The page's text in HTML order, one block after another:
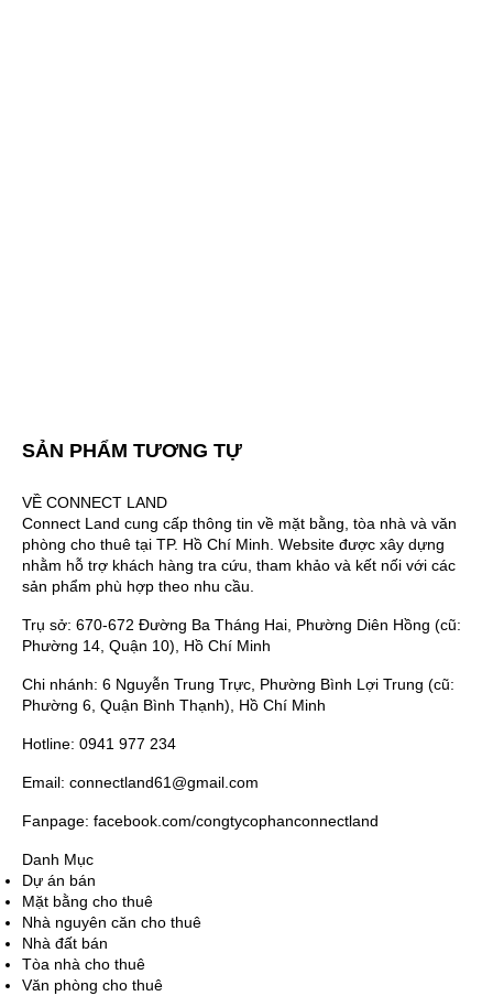
SẢN PHẨM TƯƠNG TỰ
VỀ CONNECT LAND
Connect Land cung cấp thông tin về mặt bằng, tòa nhà và văn
phòng cho thuê tại TP. Hồ Chí Minh. Website được xây dựng
nhằm hỗ trợ khách hàng tra cứu, tham khảo và kết nối với các
sản phẩm phù hợp theo nhu cầu.
Trụ sở: 670-672 Đường Ba Tháng Hai, Phường Diên Hồng (cũ:
Phường 14, Quận 10), Hồ Chí Minh
Chi nhánh: 6 Nguyễn Trung Trực, Phường Bình Lợi Trung (cũ:
Phường 6, Quận Bình Thạnh), Hồ Chí Minh
Hotline: 0941 977 234
Email: connectland61@gmail.com
Fanpage: facebook.com/congtycophanconnectland
Danh Mục
Dự án bán
Mặt bằng cho thuê
Nhà nguyên căn cho thuê
Nhà đất bán
Tòa nhà cho thuê
Văn phòng cho thuê